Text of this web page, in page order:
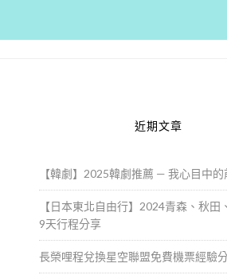
近期文章
【韓劇】2025韓劇推薦 — 我心目中的
【日本東北自由行】2024青森、秋田
9天行程分享
長榮哩程兌換星空聯盟免費機票經驗